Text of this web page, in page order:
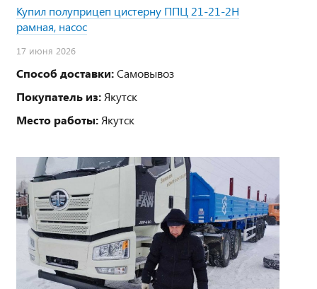
Купил полуприцеп цистерну ППЦ 21-21-2Н
рамная, насос
17 июня 2026
Способ доставки:Самовывоз
Покупатель из: Якутск
Место работы: Якутск